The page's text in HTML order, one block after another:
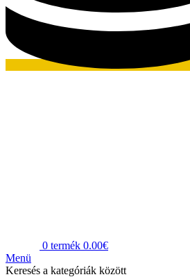
0 termék 0.00€
Menü
Keresés a kategóriák között